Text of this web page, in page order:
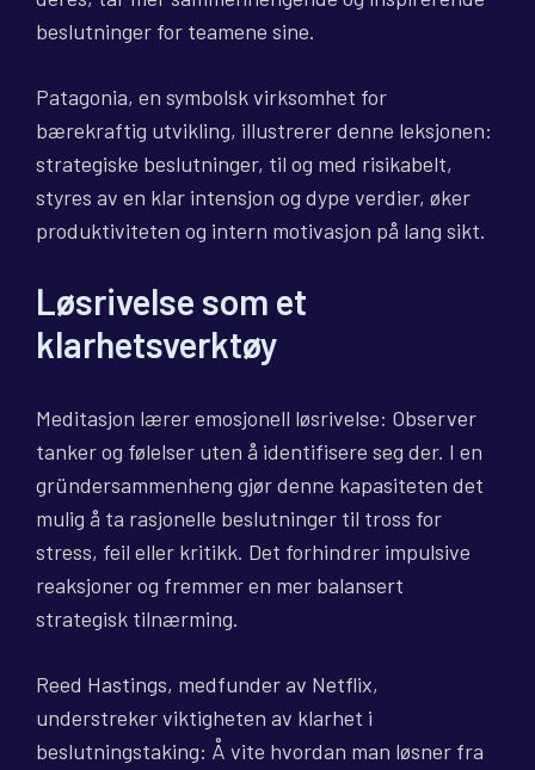
beslutninger for teamene sine.
Patagonia, en symbolsk virksomhet for
bærekraftig utvikling, illustrerer denne leksjonen:
strategiske beslutninger, til og med risikabelt,
styres av en klar intensjon og dype verdier, øker
produktiviteten og intern motivasjon på lang sikt.
Løsrivelse som et
klarhetsverktøy
Meditasjon lærer emosjonell løsrivelse: Observer
tanker og følelser uten å identifisere seg der. I en
gründersammenheng gjør denne kapasiteten det
mulig å ta rasjonelle beslutninger til tross for
stress, feil eller kritikk. Det forhindrer impulsive
reaksjoner og fremmer en mer balansert
strategisk tilnærming.
Reed Hastings, medfunder av Netflix,
understreker viktigheten av klarhet i
beslutningstaking: Å vite hvordan man løsner fra